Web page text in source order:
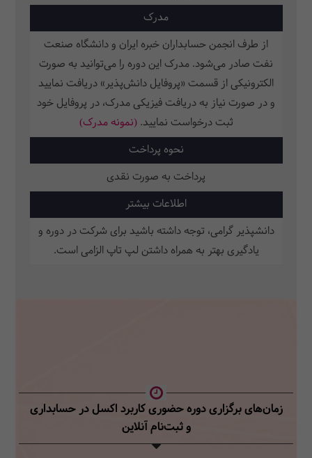
مدرک
از طرف انجمن حسابداران خبره ایران و دانشگاه صنعت
نفت صادر می‌شود. مدرک این دوره را می‌توانید به صورت
الکترونیکی از قسمت «پروفایل دانش‌پذیر» دریافت نمایید
و در صورت نیاز به دریافت فیزیکی مدرک، در پروفایل خود
ثبت‌ درخواست نمایید.(نمونه مدرک)
نحوه پرداخت
پرداخت به صورت نقدی
اطلاعات بیشتر
دانشپذیر گرامی، توجه داشته باشید برای شرکت در دوره و
یادگیری بهتر به همراه داشتن لپ تاپ الزامی است.
زمان‌های برگزاری دوره حضوری کاربرد اکسل در حسابداری
و ثبت‌نام آنلاین